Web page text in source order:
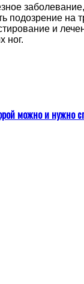
заболевание,
подозрение на
и
ног.
можно и нужно